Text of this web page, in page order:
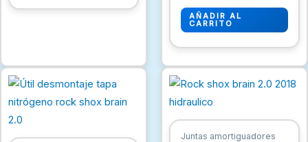
AÑADIR AL
CARRITO
Juntas amortiguadores